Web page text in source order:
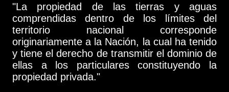
"La propiedad de las tierras y aguas
comprendidas dentro de los límites del
territorio nacional corresponde
originariamente a la Nación, la cual ha tenido
y tiene el derecho de transmitir el dominio de
ellas a los particulares constituyendo la
propiedad privada."